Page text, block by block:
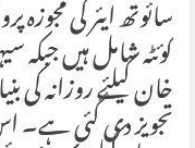
سائوتھ ایئر کی
کوئٹہ شامل ہیں
خان کیلئے روزانہ کی
تجویز دی گئی ہے۔